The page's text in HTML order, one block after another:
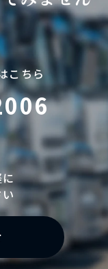
こちら
に